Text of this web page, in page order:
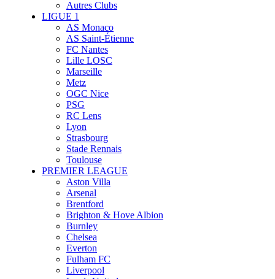
Autres Clubs
LIGUE 1
AS Monaco
AS Saint-Étienne
FC Nantes
Lille LOSC
Marseille
Metz
OGC Nice
PSG
RC Lens
Lyon
Strasbourg
Stade Rennais
Toulouse
PREMIER LEAGUE
Aston Villa
Arsenal
Brentford
Brighton & Hove Albion
Burnley
Chelsea
Everton
Fulham FC
Liverpool